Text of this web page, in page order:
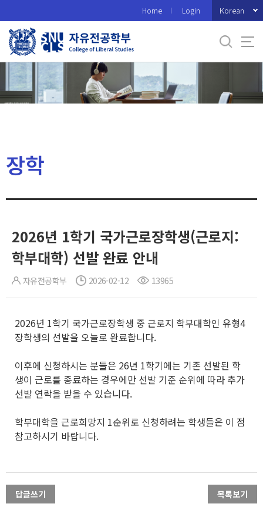
로
메
Home Login Korean
장학
2026년 1학기 국가근로장학생(근로지:
학부대학) 선발 완료 안내
자유전공학부 2026-02-12 13965
2026년 1학기 국가근로장학생 중 근로지 학부대학인 유형4
장학생의 선발을 오늘로 완료합니다.
이후에 신청하시는 분들은 26년 1학기에는 기존 선발된 학
생이 근로를 종료하는 경우에만 선발 기준 순위에 따라 추가
선발 연락을 받을 수 있습니다.
학부대학을 근로희망지 1순위로 신청하려는 학생들은 이 점
참고하시기 바랍니다.
답글쓰기 목록보기